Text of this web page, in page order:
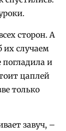
сторон. А
их случаем
погладила и
цаплей
только
завуч, –